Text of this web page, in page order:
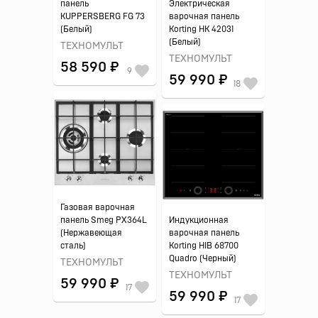
панель
KUPPERSBERG FG 73
(Белый)
ТЕХНОМУЛЬТ
58 590 ₽ 9
Электрическая
варочная панель
Korting HK 42031
(Белый)
ТЕХНОМУЛЬТ
59 990 ₽ 18
Газовая варочная
панель Smeg PX364L
(Нержавеющая
сталь)
ТЕХНОМУЛЬТ
59 990 ₽ 17
Индукционная
варочная панель
Korting HIB 68700
Quadro (Черный)
ТЕХНОМУЛЬТ
59 990 ₽ 17